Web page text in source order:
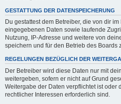
GESTATTUNG DER DATENSPEICHERUNG
Du gestattest dem Betreiber, die von dir
eingegebenen Daten sowie laufende
Nutzung, IP-Adresse und weitere von
speichern und für den Betrieb des Boards
REGELUNGEN BEZÜGLICH DER
Der Betreiber wird diese Daten nur mit
weitergeben, sofern er nicht auf Grund
Weitergabe der Daten verpflichtet ist oder
rechtlicher Interessen erforderlich sind.